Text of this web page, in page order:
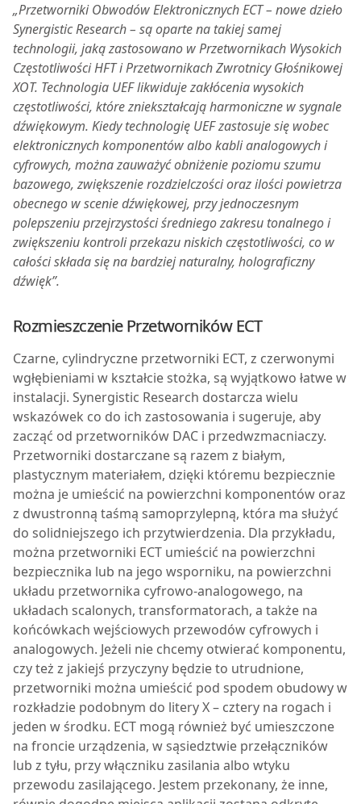
„Przetworniki Obwodów Elektronicznych ECT – nowe dzieło
Synergistic Research – są oparte na takiej samej
technologii, jaką zastosowano w Przetwornikach Wysokich
Częstotliwości HFT i Przetwornikach Zwrotnicy Głośnikowej
XOT. Technologia UEF likwiduje zakłócenia wysokich
częstotliwości, które zniekształcają harmoniczne w sygnale
dźwiękowym. Kiedy technologię UEF zastosuje się wobec
elektronicznych komponentów albo kabli analogowych i
cyfrowych, można zauważyć obniżenie poziomu szumu
bazowego, zwiększenie rozdzielczości oraz ilości powietrza
obecnego w scenie dźwiękowej, przy jednoczesnym
polepszeniu przejrzystości średniego zakresu tonalnego i
zwiększeniu kontroli przekazu niskich częstotliwości, co w
całości składa się na bardziej naturalny, holograficzny
dźwięk”.
Rozmieszczenie Przetworników ECT
Czarne, cylindryczne przetworniki ECT, z czerwonymi
wgłębieniami w kształcie stożka, są wyjątkowo łatwe w
instalacji. Synergistic Research dostarcza wielu
wskazówek co do ich zastosowania i sugeruje, aby
zacząć od przetworników DAC i przedwzmacniaczy.
Przetworniki dostarczane są razem z białym,
plastycznym materiałem, dzięki któremu bezpiecznie
można je umieścić na powierzchni komponentów oraz
z dwustronną taśmą samoprzylepną, która ma służyć
do solidniejszego ich przytwierdzenia. Dla przykładu,
można przetworniki ECT umieścić na powierzchni
bezpiecznika lub na jego wsporniku, na powierzchni
układu przetwornika cyfrowo-analogowego, na
układach scalonych, transformatorach, a także na
końcówkach wejściowych przewodów cyfrowych i
analogowych. Jeżeli nie chcemy otwierać komponentu,
czy też z jakiejś przyczyny będzie to utrudnione,
przetworniki można umieścić pod spodem obudowy w
rozkładzie podobnym do litery X – cztery na rogach i
jeden w środku. ECT mogą również być umieszczone
na froncie urządzenia, w sąsiedztwie przełączników
lub z tyłu, przy włączniku zasilania albo wtyku
przewodu zasilającego. Jestem przekonany, że inne,